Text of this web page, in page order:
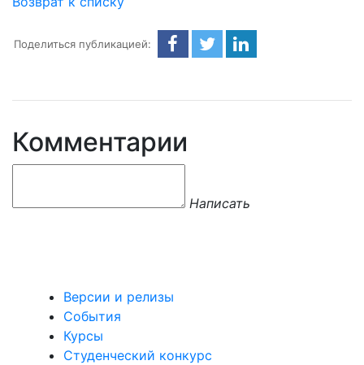
Поделиться публикацией:
Комментарии
Написать
Версии и релизы
События
Курсы
Студенческий конкурс